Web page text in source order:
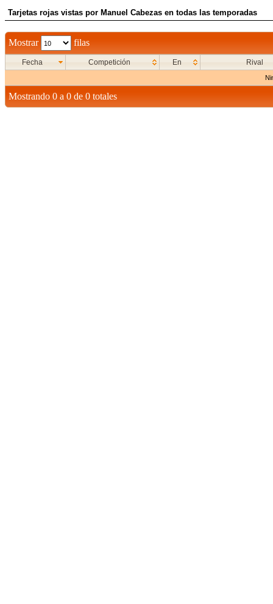
Tarjetas rojas vistas por Manuel Cabezas en todas las temporadas
Mostrar filas
Fecha Competición En Rival
Mostrando 0 a 0 de 0 totales